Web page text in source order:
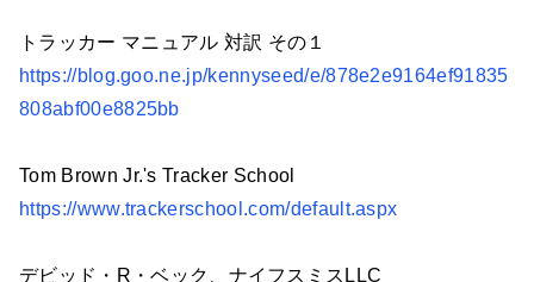
トラッカー マニュアル 対訳 その１
https://blog.goo.ne.jp/kennyseed/e/878e2e9164ef91835
808abf00e8825bb
Tom Brown Jr.'s Tracker School
https://www.trackerschool.com/default.aspx
デビッド・R・ベック、ナイフスミスLLC